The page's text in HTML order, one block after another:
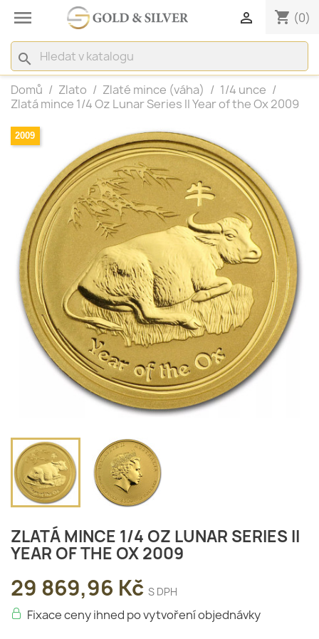
 shopping_cart (0)

search
Domů Zlato Zlaté mince (váha)
1/4 unce
Zlatá mince 1/4 Oz Lunar Series II Year of the Ox 2009
2009
ZLATÁ MINCE 1/4 OZ LUNAR SERIES II
YEAR OF THE OX 2009
29 869,96 Kč S DPH
Fixace ceny ihned po vytvoření objednávky